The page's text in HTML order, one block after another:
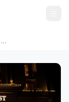
某当红小花深夜与导演酒店密会，疑似潜规则上位